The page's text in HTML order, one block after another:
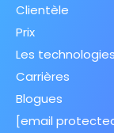
Clientèle
Prix
Les technologies
Carrières
Blogues
[email